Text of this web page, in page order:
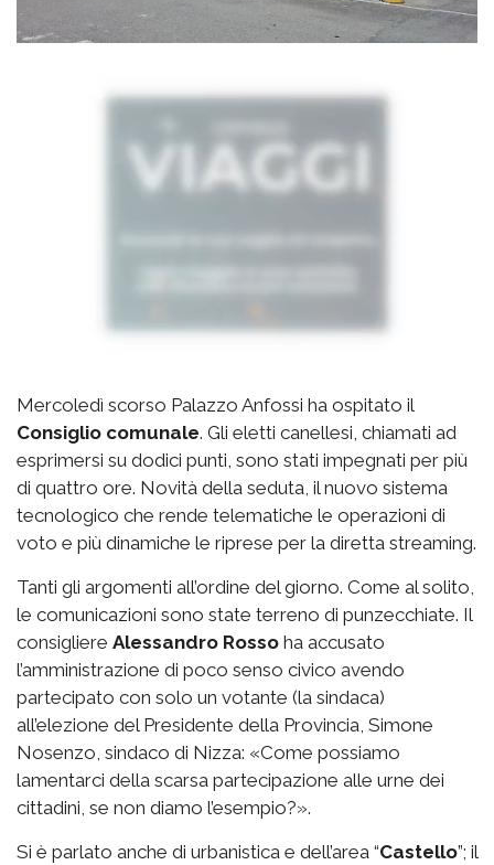
Mercoledì scorso Palazzo Anfossi ha ospitato il
Consiglio comunale. Gli eletti canellesi, chiamati ad
esprimersi su dodici punti, sono stati impegnati per più
di quattro ore. Novità della seduta, il nuovo sistema
tecnologico che rende telematiche le operazioni di
voto e più dinamiche le riprese per la diretta streaming.
Tanti gli argomenti all’ordine del giorno. Come al solito,
le comunicazioni sono state terreno di punzecchiate. Il
consigliere Alessandro Rosso ha accusato
l’amministrazione di poco senso civico avendo
partecipato con solo un votante (la sindaca)
all’elezione del Presidente della Provincia, Simone
Nosenzo, sindaco di Nizza: «Come possiamo
lamentarci della scarsa partecipazione alle urne dei
cittadini, se non diamo l’esempio?».
Si è parlato anche di urbanistica e dell’area “Castello”; il